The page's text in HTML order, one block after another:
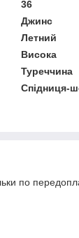
36
Джинс
Летний
Висока
Туреччина
Спідниця-
по